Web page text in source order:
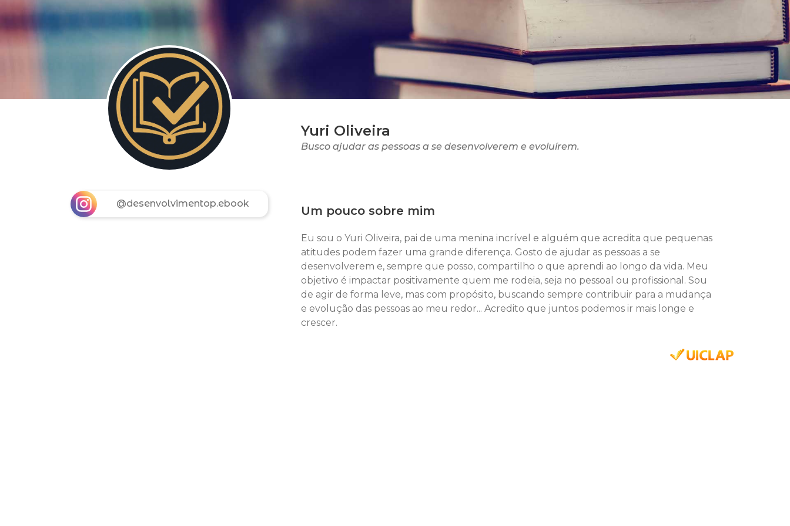
@desenvolvimentop.ebook
Yuri Oliveira
Busco ajudar as pessoas a se desenvolverem e evoluírem.
Um pouco sobre mim
Eu sou o Yuri Oliveira, pai de uma menina incrível e alguém que acredita que pequenas
atitudes podem fazer uma grande diferença. Gosto de ajudar as pessoas a se
desenvolverem e, sempre que posso, compartilho o que aprendi ao longo da vida. Meu
objetivo é impactar positivamente quem me rodeia, seja no pessoal ou profissional. Sou
de agir de forma leve, mas com propósito, buscando sempre contribuir para a mudança
e evolução das pessoas ao meu redor... Acredito que juntos podemos ir mais longe e
crescer.